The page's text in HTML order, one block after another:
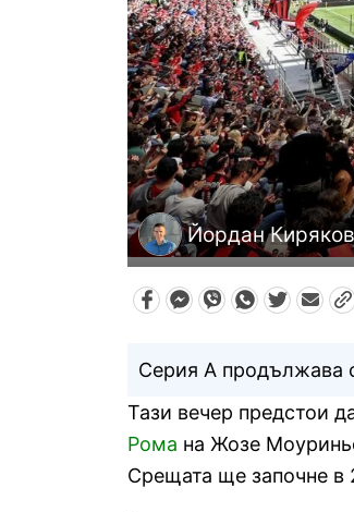
Йордан Киряков
Серия А продължава
Тази вечер предстои
Рома на Жозе
Срещата ще започне в